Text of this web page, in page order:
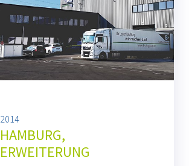
2014
HAMBURG,
ERWEITERUNG